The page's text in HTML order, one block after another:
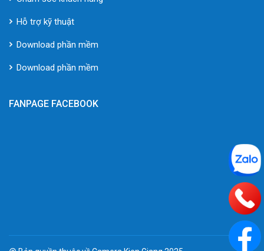
Hỗ trợ kỹ thuật
Download phần mềm
Download phần mềm
FANPAGE FACEBOOK